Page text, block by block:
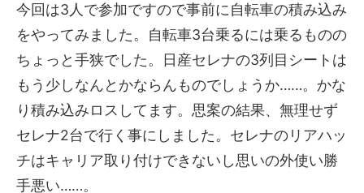
今回は3人で参加ですので事前に自転車の積み込み
をやってみました。自転車3台乗るには乗るものの
ちょっと手狭でした。日産セレナの3列目シートは
もう少しなんとかならんものでしょうか……。かな
り積み込みロスしてます。思案の結果、無理せず
セレナ2台で行く事にしました。セレナのリアハッ
チはキャリア取り付けできないし思いの外使い勝
手悪い……。